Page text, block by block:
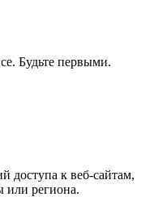
Будьте первыми.
доступа к веб-сайтам,
или региона.